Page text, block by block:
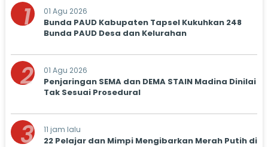
1 01 Agu 2026
Bunda PAUD Kabupaten Tapsel Kukuhkan 248
Bunda PAUD Desa dan Kelurahan
2 01 Agu 2026
Penjaringan SEMA dan DEMA STAIN Madina Dinilai
Tak Sesuai Prosedural
3 11 jam lalu
22 Pelajar dan Mimpi Mengibarkan Merah Putih di